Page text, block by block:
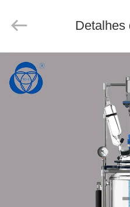
CASA
PRODUTOS
Chemglass
Co.,Ltd.
Reserved.